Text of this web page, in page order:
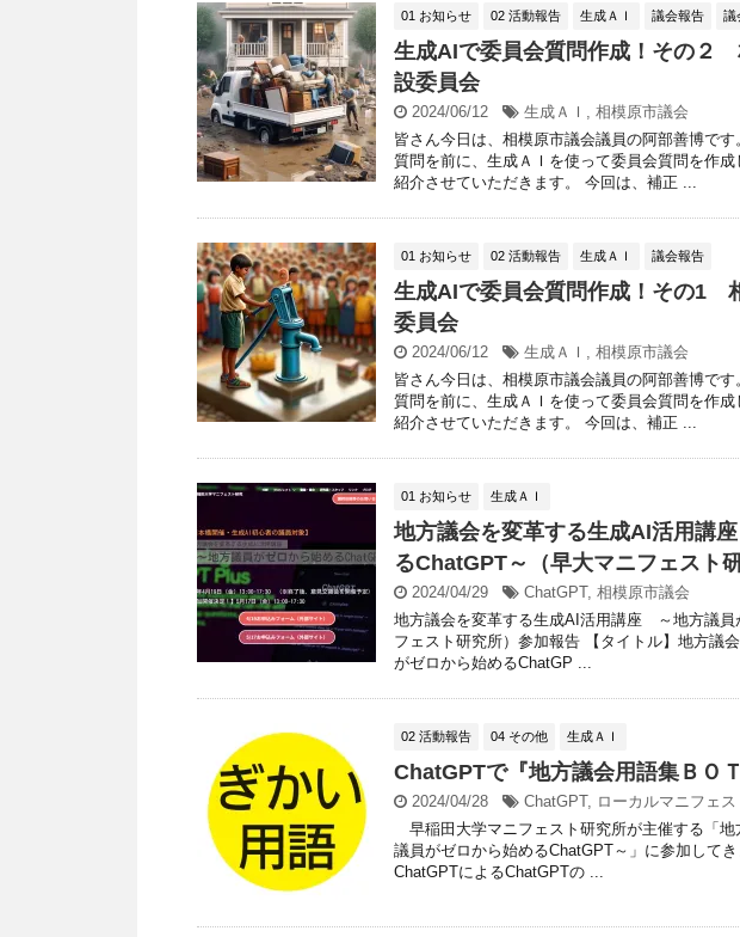
01 お知らせ 02 活動報告 生成ＡＩ 議会報告 議
生成AIで委員会質問作成！その２
設委員会
2024/06/12 生成ＡＩ , 相模原市議会
皆さん今日は、相模原市議会議員の阿部善博で
質問を前に、生成ＡＩを使って委員会質問を作
紹介させていただきます。 今回は、補正 ...
01 お知らせ 02 活動報告 生成ＡＩ 議会報告
生成AIで委員会質問作成！その1
委員会
2024/06/12 生成ＡＩ , 相模原市議会
皆さん今日は、相模原市議会議員の阿部善博で
質問を前に、生成ＡＩを使って委員会質問を作
紹介させていただきます。 今回は、補正 ...
01 お知らせ 生成ＡＩ
地方議会を変革する生成AI活用講
るChatGPT～（早大マニフェスト
2024/04/29 ChatGPT, 相模原市議会
地方議会を変革する生成AI活用講座 ～地方議員
フェスト研究所）参加報告 【タイトル】地方議
がゼロから始めるChatGP ...
02 活動報告 04 その他 生成ＡＩ
ChatGPTで『地方議会用語集ＢＯ
2024/04/28 ChatGPT, ローカルマニフェス
早稲田大学マニフェスト研究所が主催する「
議員がゼロから始めるChatGPT～」に参加して
ChatGPTによるChatGPTの ...